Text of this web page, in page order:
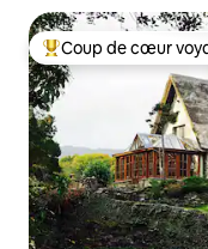
Coups de cœur
Coup de cœur